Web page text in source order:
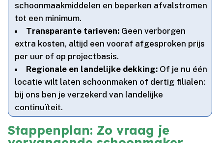
schoonmaakmiddelen en beperken afvalstromen
tot een minimum.​
Transparante tarieven: Geen verborgen
extra kosten, altijd een vooraf afgesproken prijs
per uur of op projectbasis.​
Regionale en landelijke dekking: Of je nu één
locatie wilt laten schoonmaken of dertig filialen:
bij ons ben je verzekerd van landelijke
continuïteit.​
Stappenplan: Zo vraag je